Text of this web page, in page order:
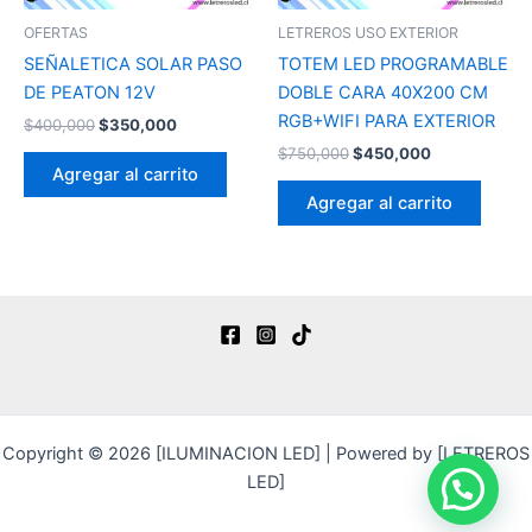
OFERTAS
SEÑALETICA SOLAR PASO
DE PEATON 12V
$400,000$350,000
Agregar al carrito
LETREROS USO EXTERIOR
TOTEM LED PROGRAMABLE
DOBLE CARA 40X200 CM
RGB+WIFI PARA EXTERIOR
$750,000$450,000
Agregar al carrito
Copyright © 2026 [ILUMINACION LED] | Powered by [LETREROS
LED]